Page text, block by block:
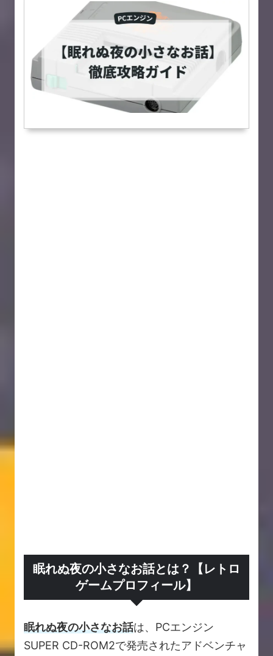
眠れぬ夜の小さなお話とは？【レトロ
ゲームプロフィール】
眠れぬ夜の小さなお話は、PCエンジン
SUPER CD-ROM2で発売されたアドベンチャ